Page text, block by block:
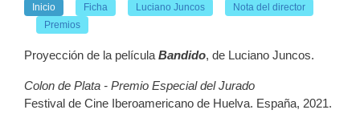
Inicio Ficha Luciano Juncos
Nota del director
Premios
Proyección de la película Bandido, de Luciano Juncos.
Colon de Plata - Premio Especial del Jurado
Festival de Cine Iberoamericano de Huelva. España, 2021.